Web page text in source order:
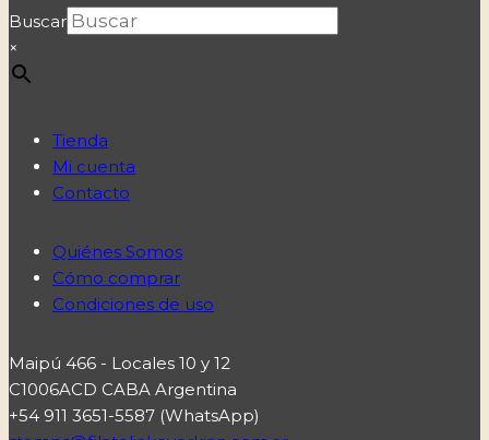
Buscar
×
Tienda
Mi cuenta
Contacto
Quiénes Somos
Cómo comprar
Condiciones de uso
Maipú 466 - Locales 10 y 12
C1006ACD CABA Argentina
+54 911 3651-5587 (WhatsApp)